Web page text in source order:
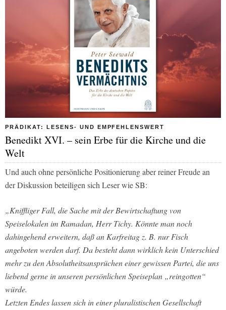
PRÄDIKAT: LESENS- UND EMPFEHLENSWERT
Benedikt XVI. – sein Erbe für die Kirche und die
Welt
Und auch ohne persönliche Positionierung aber reiner Freude an
der Diskussion beteiligen sich Leser wie SB:
„Kniffliger Fall, die Sache mit der Bewirtschaftung von
Speiselokalen im Ramadan, Herr Tichy. Könnte man noch
dahingehend erweitern, daß an Karfreitag z. B. nur Fisch
angeboten werden darf. Da besteht dann wirklich kein Unterschied
mehr zu den Absolutheitsansprüchen einer gewissen Partei, die uns
liebend gerne in unseren persönlichen Speiseplan „reingotten“
würde.
Letzten Endes lassen sich in einer pluralistischen Gesellschaft